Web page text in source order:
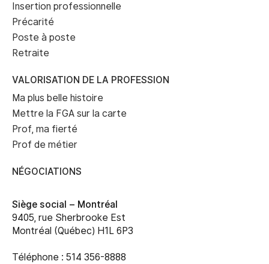
Insertion professionnelle
Précarité
Poste à poste
Retraite
VALORISATION DE LA PROFESSION
Ma plus belle histoire
Mettre la FGA sur la carte
Prof, ma fierté
Prof de métier
NÉGOCIATIONS
Siège social – Montréal
9405, rue Sherbrooke Est
Montréal (Québec) H1L 6P3
Téléphone : 514 356-8888